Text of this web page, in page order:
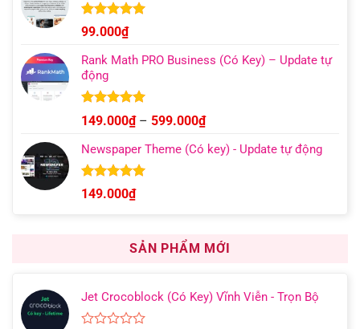
Được xếp
hạng 4.95
5 sao
99.000₫
Rank Math PRO Business (Có Key) – Update tự
động
Được xếp
hạng5.00
5 sao
149.000₫ – 599.000₫Khoảng
từ
Newspaper Theme (Có key) - Update tự động
Được xếp
hạng4.92
149.000₫
SẢN PHẨM MỚI
Jet Crocoblock (Có Key) Vĩnh Viễn - Trọn Bộ